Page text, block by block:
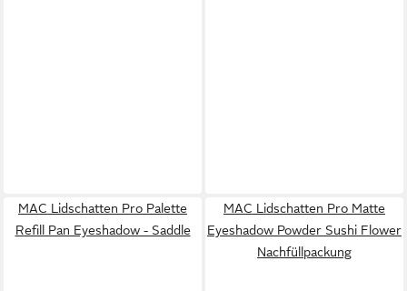
MAC Lidschatten Pro Palette
Refill Pan Eyeshadow - Saddle
MAC Lidschatten Pro Matte
Eyeshadow Powder Sushi Flower
Nachfüllpackung